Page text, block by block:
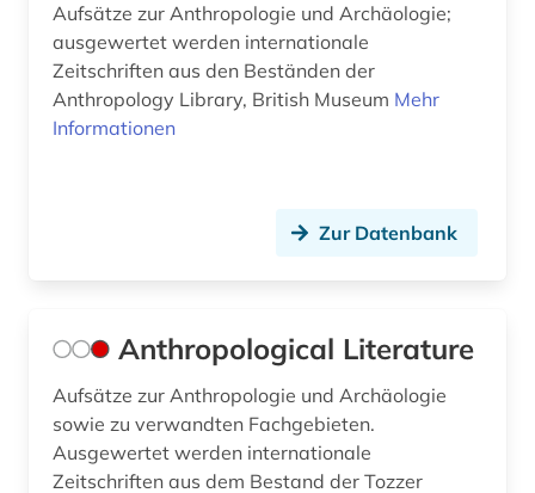
griechenland (6)
griechenland (3)
griechenland <altertum> (1)
griechenland altertum (2)
griechisch (13)
großbritannien (4)
gräzistik (1)
Aufsätze zur Anthropologie und Archäologie;
ausgewertet werden internationale
Zeitschriften aus den Beständen der
Anthropology Library, British Museum Mehr
Informationen
Zur Datenbank
Anthropological Literature
Aufsätze zur Anthropologie und Archäologie
sowie zu verwandten Fachgebieten.
Ausgewertet werden internationale
Zeitschriften aus dem Bestand der Tozzer